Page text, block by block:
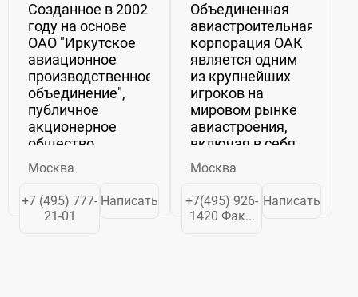
Созданное в 2002
году на основе
ОАО "Иркутское
авиационное
производственное
объединение",
публичное
акционерное
общество
"Научно-
производственная
корпорация
"Иркут" (ПАО
Москва
+7 (495) 777-
21-01
Написать
Объединенная
авиастроительная
корпорация ОАК
является одним
из крупнейших
игроков на
мировом рынке
авиастроения,
включая в себя
около 30
предприятий.
Компании,
входящие в
Москва
+7(495) 926-
1420 Фак...
Написать